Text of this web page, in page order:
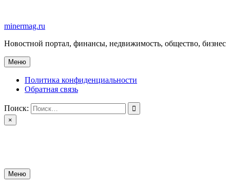
содержимому
minermag.ru
Новостной портал, финансы, недвижимость, общество, бизнес
Меню
Политика конфиденциальности
Обратная связь
Поиск:
×
Меню